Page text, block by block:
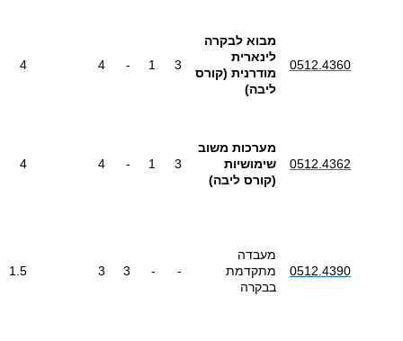
0512.4360
מבוא לבקרה
לינארית
מודרנית (קורס
ליבה)
3
1
-
4
4
0512.4362
מערכות משוב
שימושיות
(קורס ליבה)
3
1
-
4
4
0512.4390
מעבדה
מתקדמת
בבקרה
-
-
3
3
1.5